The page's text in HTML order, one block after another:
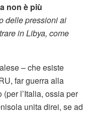
non è più
delle pressioni ai
in Libya, come
– che esiste
far guerra alla
l’Italia, ossia per
unita direi, se ad